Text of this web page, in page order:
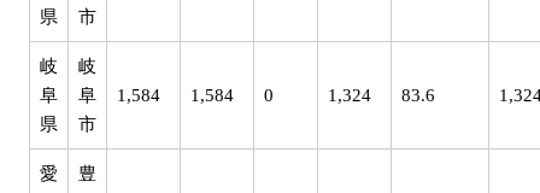
県
市
岐
阜
県
岐
阜
市
1,584 1,584 0 1,324 83.6
愛
豊